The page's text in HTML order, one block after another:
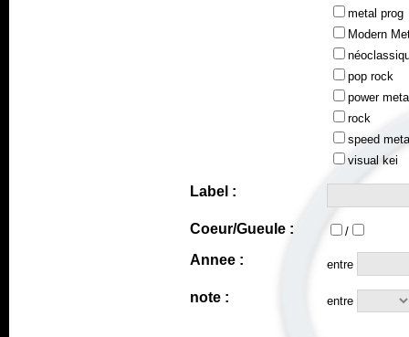
metal prog
Modern
pop rock
power
rock
speed
visual kei
Label :
Coeur/Gueule : /
Annee : entre
note : entre